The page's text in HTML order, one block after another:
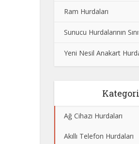
Ram Hurdaları
Sunucu Hurdalarının
Yeni Nesil Anakart
Ağ Cihazı Hurdaları
Akıllı Telefon Hurdaları